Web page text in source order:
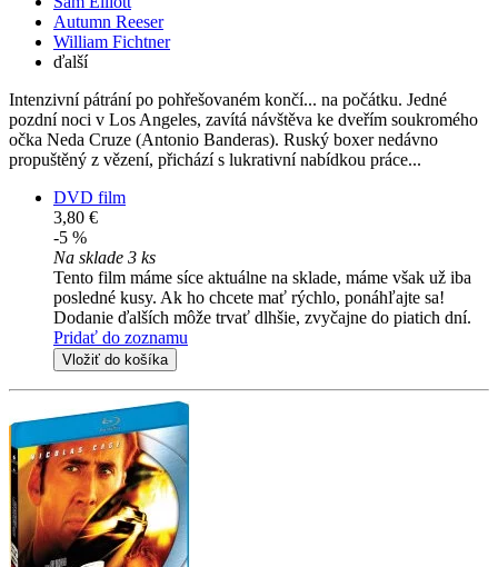
Autumn Reeser
William Fichtner
ďalší
Intenzivní pátrání po pohřešovaném končí... na počátku. Jedné
pozdní noci v Los Angeles, zavítá návštěva ke dveřím soukromého
očka Neda Cruze (Antonio Banderas). Ruský boxer nedávno
propuštěný z vězení, přichází s lukrativní nabídkou práce...
DVD film
3,80 €
-5 %
Na sklade 3 ks
Tento film máme síce aktuálne na sklade, máme však už iba
posledné kusy. Ak ho chcete mať rýchlo, ponáhľajte sa!
Dodanie ďalších môže trvať dlhšie, zvyčajne do piatich dní.
Pridať do zoznamu
Vložiť do košíka